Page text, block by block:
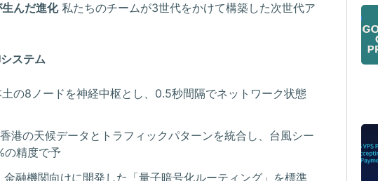
んだ進化私たちのチームが3世代をかけて構築した次世代ア
ステム
土の8ノードを神経中枢とし、0.5秒間隔でネットワーク状態
港の天候データとトラフィックパターンを統合し、台風シー
の精度で予
金融機関向けに開発した「量子暗号化ルーティング」を標準